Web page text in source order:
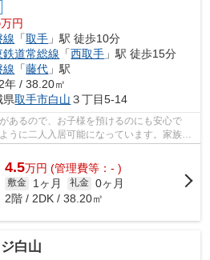
万円
線 「取手 」駅 徒歩10分
鉄道常総線 「西取手 」駅 徒歩15分
線 「藤代 」駅
年 / 38.20㎡
県取手市白山 ３丁目5-14
あるので、お子様を預けるのにも安心で
うに二人入居可能になっています。家族の
の2DKの...
4.5万円 (管理費等：- )
敷金 1ヶ月 礼金 0ヶ月
2階 / 2DK / 38.20㎡
白山